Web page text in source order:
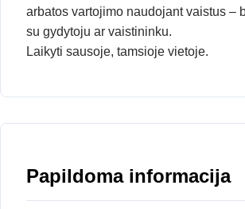
arbatos vartojimo naudojant vaistus –
su gydytoju ar vaistininku.
Laikyti sausoje, tamsioje vietoje.
Papildoma informacija